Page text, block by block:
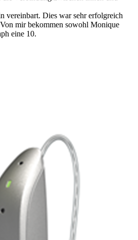
vereinbart. Dies war sehr erfolgreich
mir bekommen sowohl Monique
eine 10.